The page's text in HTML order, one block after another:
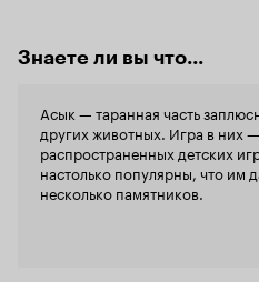
Знаете ли вы что...
Асык — таранная часть
других животных. Игра в них
распространенных детских
настолько популярны, что им
несколько памятников.